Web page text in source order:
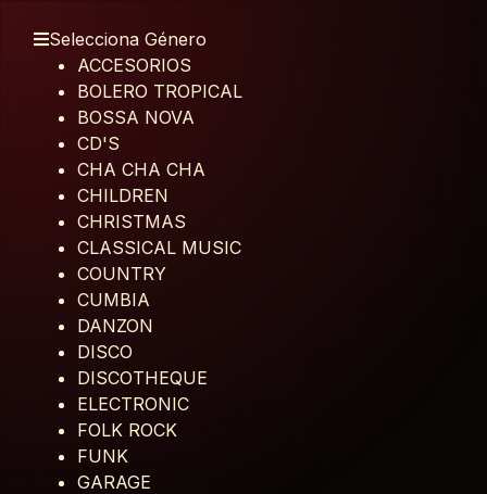
Selecciona Género
ACCESORIOS
BOLERO TROPICAL
BOSSA NOVA
CD'S
CHA CHA CHA
CHILDREN
CHRISTMAS
CLASSICAL MUSIC
COUNTRY
CUMBIA
DANZON
DISCO
DISCOTHEQUE
ELECTRONIC
FOLK ROCK
FUNK
GARAGE